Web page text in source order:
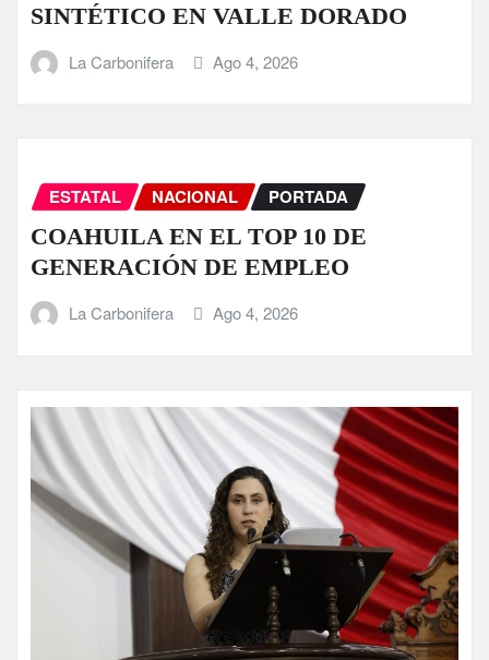
SINTÉTICO EN VALLE DORADO
La Carbonifera Ago 4, 2026
ESTATAL NACIONAL PORTADA
COAHUILA EN EL TOP 10 DE
GENERACIÓN DE EMPLEO
La Carbonifera Ago 4, 2026